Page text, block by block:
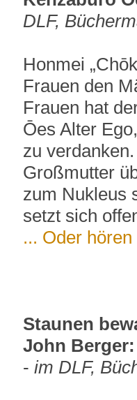
DLF,
Honmei
Frauen den
Frauen hat
Ōes Alter
zu
Großmutter
zum Nukleus
setzt sich
... Oder hören
Staunen
John
- im DLF,